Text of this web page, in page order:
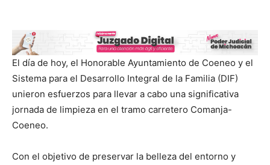
El día de hoy, el Honorable Ayuntamiento de Coeneo y el
Sistema para el Desarrollo Integral de la Familia (DIF)
unieron esfuerzos para llevar a cabo una significativa
jornada de limpieza en el tramo carretero Comanja-
Coeneo.
Con el objetivo de preservar la belleza del entorno y